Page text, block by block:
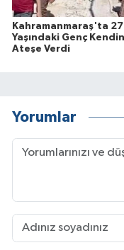
Kahramanmaraş'ta 27
Yaşındaki Genç
Ateşe Verdi
Yorumlar